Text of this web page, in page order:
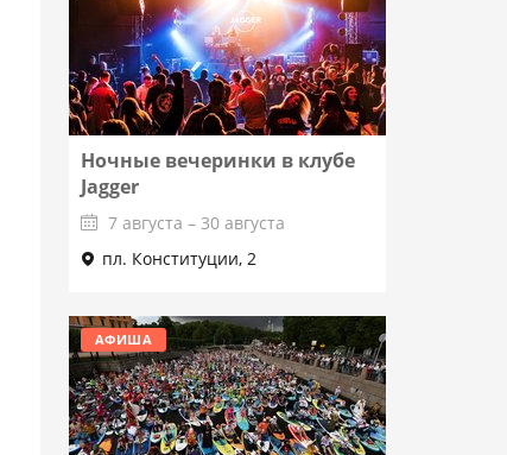
Ночные вечеринки в клубе
Jagger
7 августа – 30 августа
пл. Конституции, 2
Подробнее
АФИША